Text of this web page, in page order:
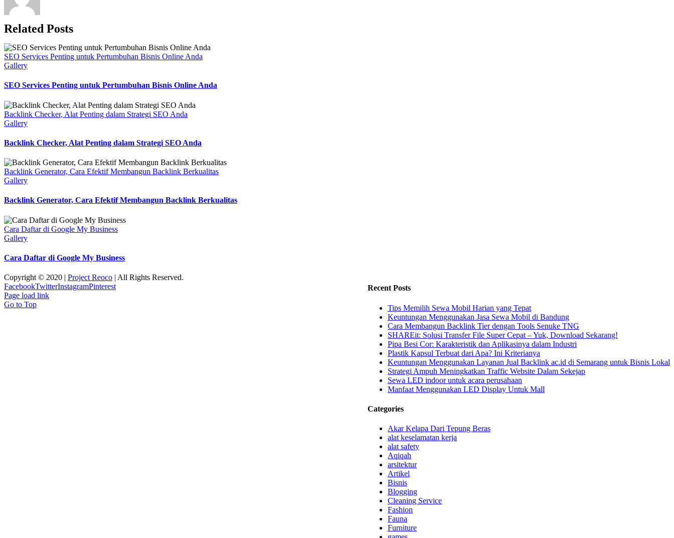
Related Posts
SEO Services Penting untuk Pertumbuhan Bisnis Online Anda
Gallery
SEO Services Penting untuk Pertumbuhan Bisnis Online Anda
Backlink Checker, Alat Penting dalam Strategi SEO Anda
Gallery
Backlink Checker, Alat Penting dalam Strategi SEO Anda
Backlink Generator, Cara Efektif Membangun Backlink Berkualitas
Gallery
Backlink Generator, Cara Efektif Membangun Backlink Berkualitas
Cara Daftar di Google My Business
Gallery
Cara Daftar di Google My Business
Recent Posts
Tips Memilih Sewa Mobil Harian yang Tepat
Keuntungan Menggunakan Jasa Sewa Mobil di Bandung
Cara Membangun Backlink Tier dengan Tools Senuke TNG
SHAREit: Solusi Transfer File Super Cepat – Yuk, Download Sekarang!
Pipa Besi Cor: Karakteristik dan Aplikasinya dalam Industri
Plastik Kapsul Terbuat dari Apa? Ini Kriterianya
Keuntungan Menggunakan Layanan Jual Backlink ac.id di Semarang untuk Bisnis Lokal
Strategi Ampuh Meningkatkan Traffic Website Dalam Sekejap
Sewa LED indoor untuk acara perusahaan
Manfaat Menggunakan LED Display Untuk Mall
Categories
Akar Kelapa Dari Tepung Beras
alat keselamatan kerja
alat safety
Aqiqah
arsitektur
Artikel
Bisnis
Blogging
Cleaning Service
Fashion
Fauna
Furniture
Copyright © 2020 | Project Reoco | All Rights Reserved.
FacebookTwitterInstagramPinterest
Page load link
Go to Top